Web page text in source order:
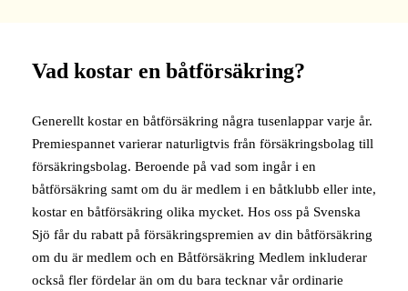
Vad kostar en båtförsäkring?
Generellt kostar en båtförsäkring några tusenlappar varje år.
Premiespannet varierar naturligtvis från försäkringsbolag till
försäkringsbolag. Beroende på vad som ingår i en
båtförsäkring samt om du är medlem i en båtklubb eller inte,
kostar en båtförsäkring olika mycket. Hos oss på Svenska
Sjö får du rabatt på försäkringspremien av din båtförsäkring
om du är medlem och en Båtförsäkring Medlem inkluderar
också fler fördelar än om du bara tecknar vår ordinarie